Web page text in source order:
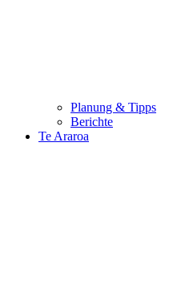
Planung & Tipps
Berichte
Te Araroa